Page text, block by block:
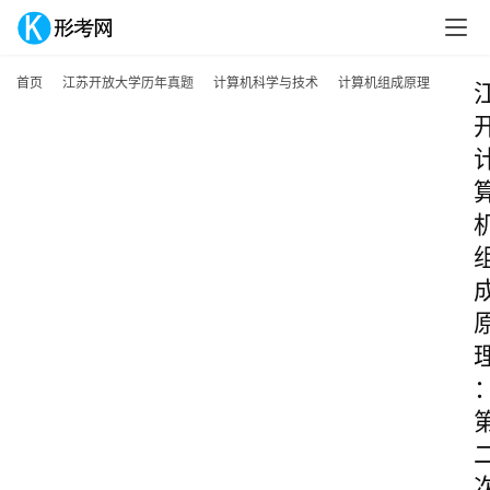
首页 江苏开放大学历年真题 计算机科学与技术 计算机组成原理